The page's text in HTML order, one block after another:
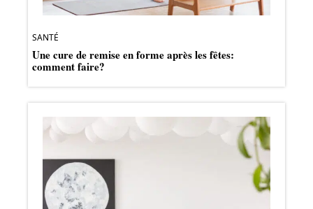
SANTÉ
Une cure de remise en forme après les fêtes:
comment faire?